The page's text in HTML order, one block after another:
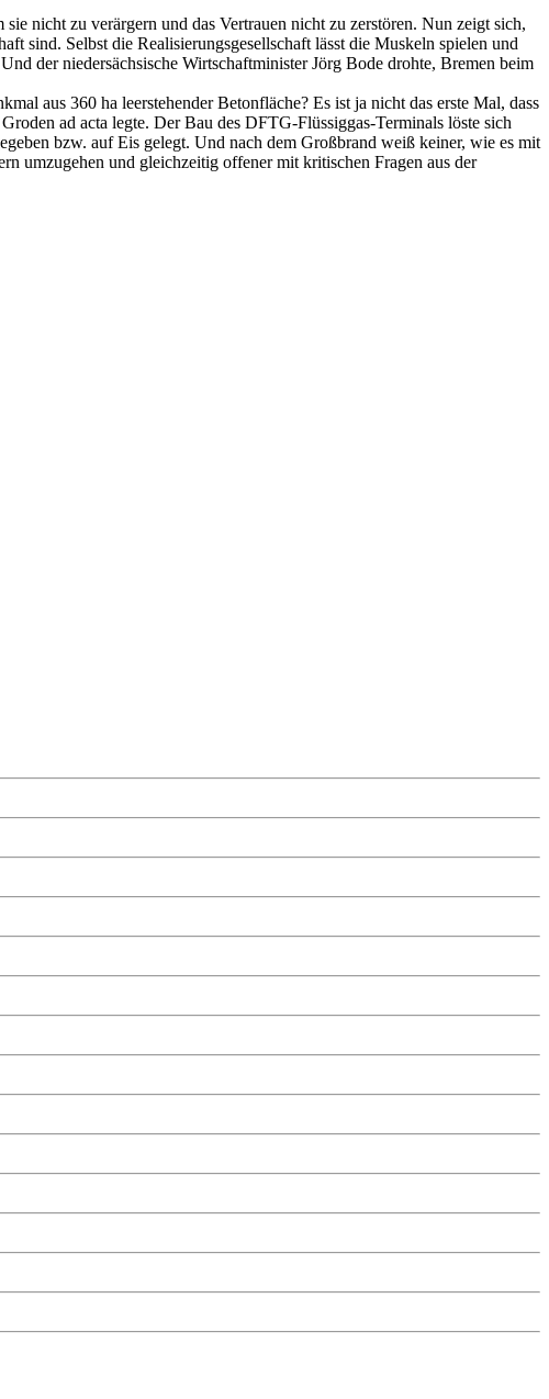
nicht zu verärgern und das Vertrauen nicht zu zerstören. Nun zeigt sich,
sind. Selbst die Realisierungsgesellschaft lässt die Muskeln spielen und
der niedersächsische Wirtschaftminister Jörg Bode drohte, Bremen beim
aus 360 ha leerstehender Betonfläche? Es ist ja nicht das erste Mal, dass
ad acta legte. Der Bau des DFTG-Flüssiggas-Terminals löste sich
bzw. auf Eis gelegt. Und nach dem Großbrand weiß keiner, wie es mit
umzugehen und gleichzeitig offener mit kritischen Fragen aus der